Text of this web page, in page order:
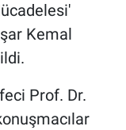
Kemal
Prof. Dr.